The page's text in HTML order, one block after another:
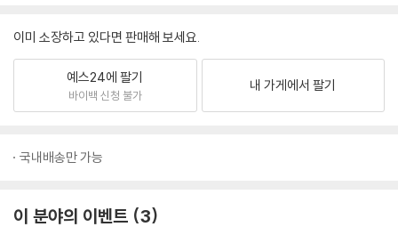
이미 소장하고 있다면 판매해 보세요.
예스24에 팔기
바이백 신청 불가
내 가게에서 팔기
국내배송만 가능
이 분야의 이벤트 3